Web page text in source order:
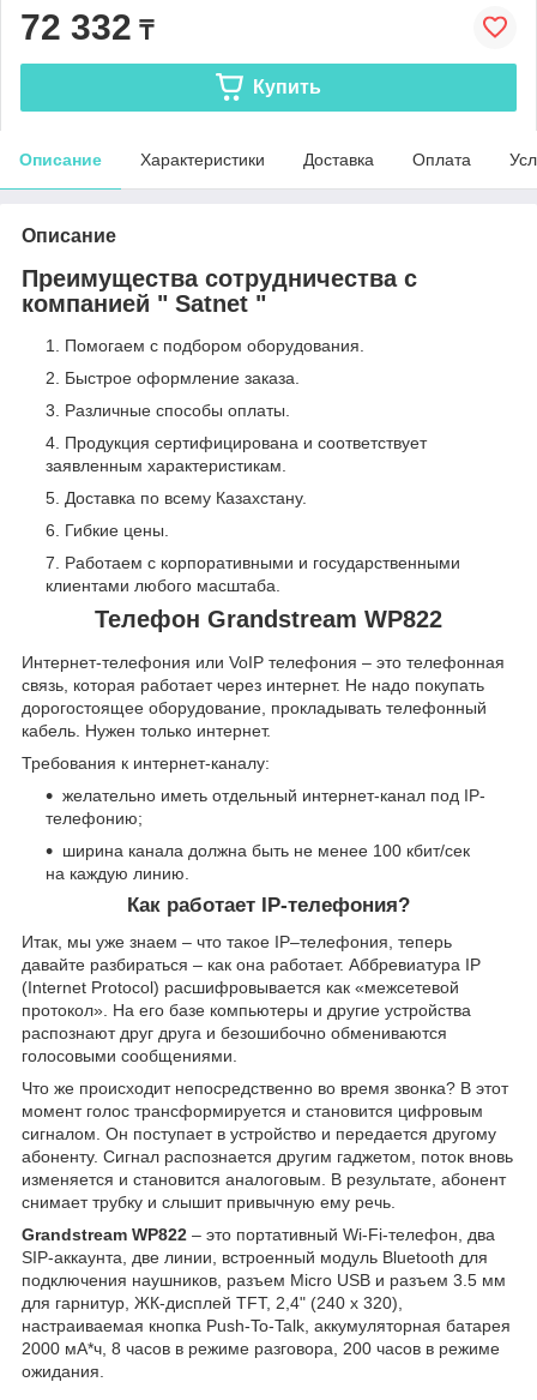
72 332 ₸
Купить
Описание Характеристики Доставка Оплата
Описание
Преимущества сотрудничества с
компанией " Satnet "
Помогаем с подбором оборудования.
Быстрое оформление заказа.
Различные способы оплаты.
Продукция сертифицирована и соответствует
заявленным характеристикам.
Доставка по всему Казахстану.
Гибкие цены.
Работаем с корпоративными и государственными
клиентами любого масштаба.
Телефон Grandstream WP822
Интернет-телефония или VoIP телефония – это телефонная
связь, которая работает через интернет. Не надо покупать
дорогостоящее оборудование, прокладывать телефонный
кабель. Нужен только интернет.
Требования к интернет-каналу:
желательно иметь отдельный интернет-канал под IP-
телефонию;
ширина канала должна быть не менее 100 кбит/сек
на каждую линию.
Как работает IP-телефония?
Итак, мы уже знаем – что такое IP–телефония, теперь
давайте разбираться – как она работает. Аббревиатура IP
(Internet Protocol) расшифровывается как «межсетевой
протокол». На его базе компьютеры и другие устройства
распознают друг друга и безошибочно обмениваются
голосовыми сообщениями.
Что же происходит непосредственно во время звонка? В этот
момент голос трансформируется и становится цифровым
сигналом. Он поступает в устройство и передается другому
абоненту. Сигнал распознается другим гаджетом, поток вновь
изменяется и становится аналоговым. В результате, абонент
снимает трубку и слышит привычную ему речь.
Grandstream WP822 – это портативный Wi-Fi-телефон, два
SIP-аккаунта, две линии, встроенный модуль Bluetooth для
подключения наушников, разъем Micro USB и разъем 3.5 мм
для гарнитур, ЖК-дисплей TFT, 2,4" (240 x 320),
настраиваемая кнопка Push-To-Talk, аккумуляторная батарея
2000 мА*ч, 8 часов в режиме разговора, 200 часов в режиме
ожидания.